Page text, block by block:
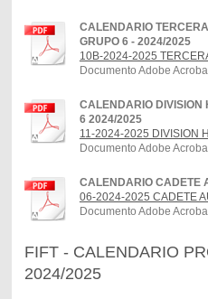
CALENDARIO
GRUPO 6 - 2024/2025
10B-2024-2025
Documento Adobe
CALENDARIO DIVISION
6 2024/2025
11-2024-2025 DIVISION
Documento Adobe
CALENDARIO CADETE
06-2024-2025 CADETE
Documento Adobe
FIFT - CALENDARIO
2024/2025